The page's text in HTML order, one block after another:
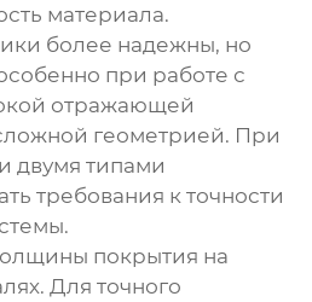
материала.
более надежны, но
при работе с
отражающей
геометрией. При
двумя типами
требования к точности
покрытия на
Для точного